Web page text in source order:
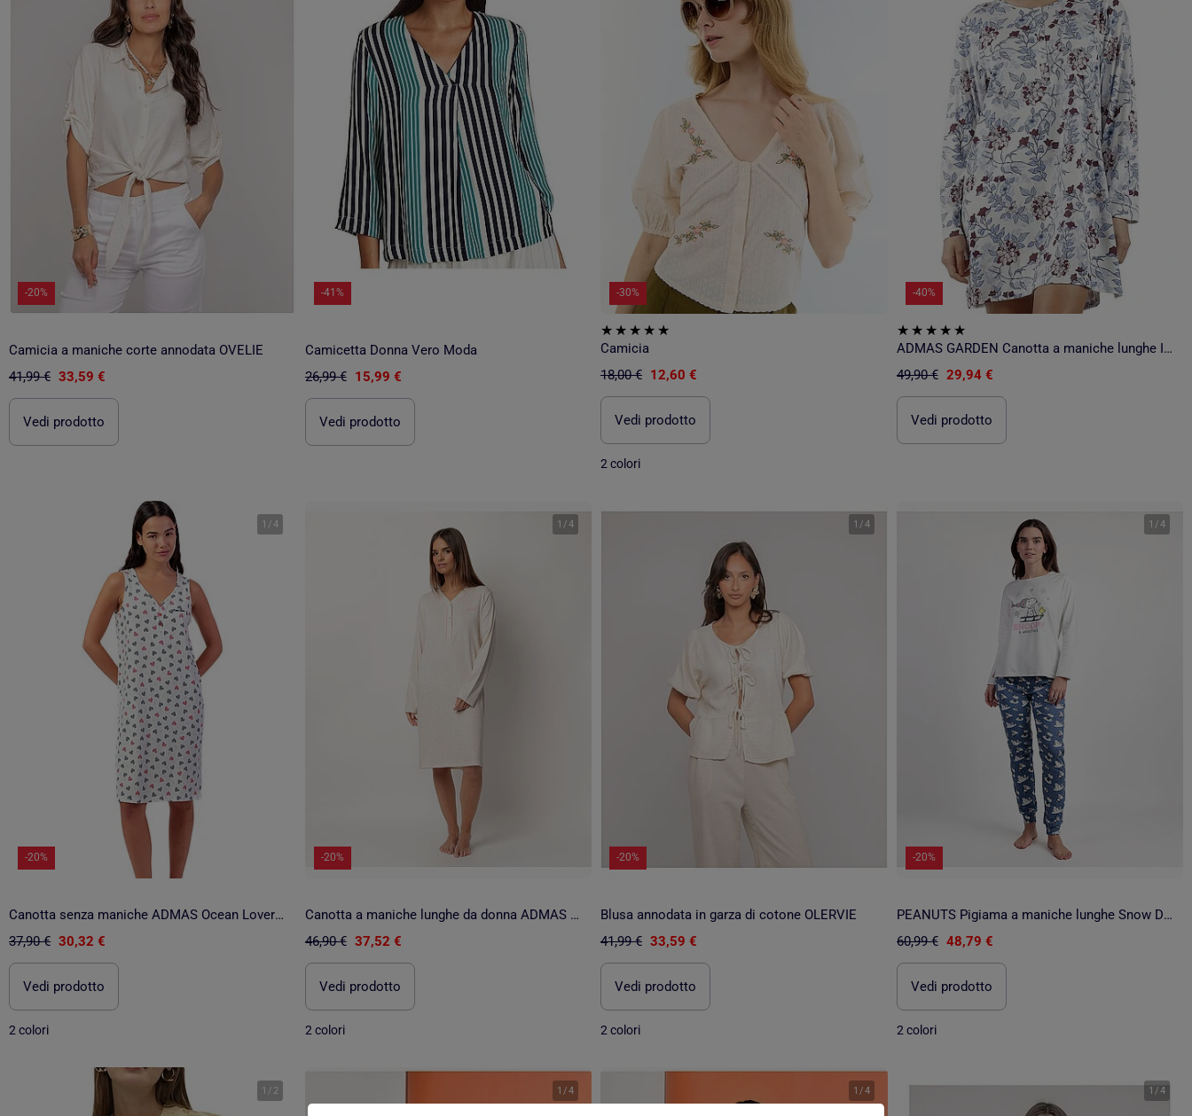
-20%
Camicia a maniche corte annodata OVELIE
41,99 € 33,59 €
Vedi prodotto
-41%
Camicetta Donna Vero Moda
26,99 € 15,99 €
Vedi prodotto
-30%
Camicia
18,00 € 12,60 €
Vedi prodotto
2 colori
-40%
ADMAS GARDEN Canotta a maniche lunghe It's Like Magic da donna
49,90 € 29,94 €
Vedi prodotto
1 /4
-20%
Canotta senza maniche ADMAS Ocean Lover da donna
37,90 € 30,32 €
Vedi prodotto
2 colori
1 /4
-20%
Canotta a maniche lunghe da donna ADMAS CLASSIC con pois e fiori
46,90 € 37,52 €
Vedi prodotto
2 colori
1 /4
-20%
Blusa annodata in garza di cotone OLERVIE
41,99 € 33,59 €
Vedi prodotto
2 colori
1 /4
-20%
PEANUTS Pigiama a maniche lunghe Snow Drift Ecru da donna
60,99 € 48,79 €
Vedi prodotto
2 colori
1 / 2 1 /4 1 /4 1 /4